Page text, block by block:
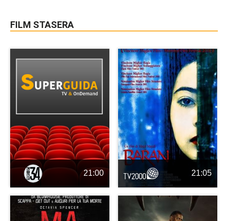
FILM STASERA
21:00 21:05